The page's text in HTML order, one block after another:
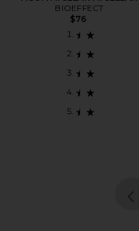
BIOEFFECT
$76